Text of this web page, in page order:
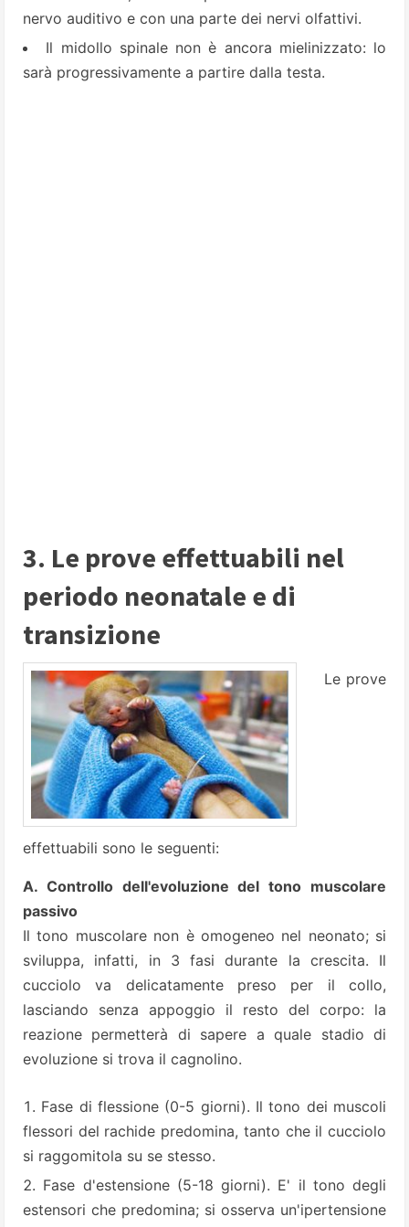
nervo auditivo e con una parte dei nervi olfattivi.
Il midollo spinale non è ancora mielinizzato: lo
sarà progressivamente a partire dalla testa.
3. Le prove effettuabili nel
periodo neonatale e di
transizione
Le prove
effettuabili sono le seguenti:
A. Controllo dell'evoluzione del tono muscolare
passivo
Il tono muscolare non è omogeneo nel neonato; si
sviluppa, infatti, in 3 fasi durante la crescita. Il
cucciolo va delicatamente preso per il collo,
lasciando senza appoggio il resto del corpo: la
reazione permetterà di sapere a quale stadio di
evoluzione si trova il cagnolino.
Fase di flessione (0-5 giorni). Il tono dei muscoli
flessori del rachide predomina, tanto che il cucciolo
si raggomitola su se stesso.
Fase d'estensione (5-18 giorni). E' il tono degli
estensori che predomina; si osserva un'ipertensione